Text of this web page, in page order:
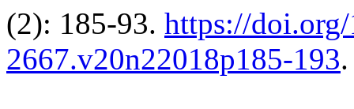
(2): 185-93. https://
2667.v20n22018p185-193.